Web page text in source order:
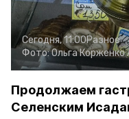
Сегодня, 11:00Разное
Фото:Ольга Корженко
Продолжаем
Селенским